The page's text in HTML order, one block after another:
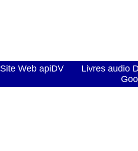
Site Web apiDV
Livres audio